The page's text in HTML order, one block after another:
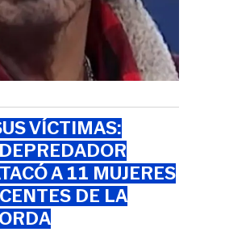
VÍCTIMAS:
A 11 MUJERES
DE LA